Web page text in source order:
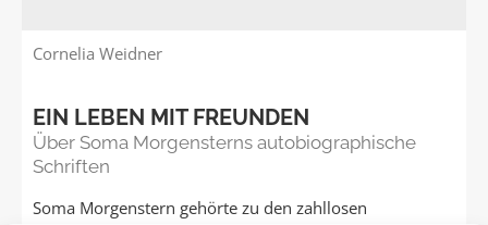
Cornelia Weidner
EIN LEBEN MIT FREUNDEN
Über Soma Morgensterns autobiographische
Schriften
Soma Morgenstern gehörte zu den zahllosen